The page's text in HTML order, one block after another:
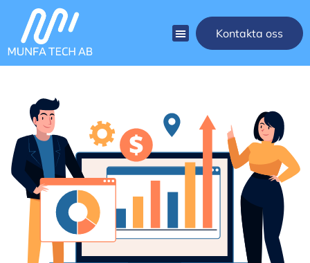
Kontakta oss